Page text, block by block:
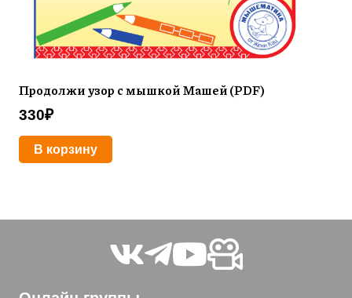
Продолжи узор с мышкой Машей (PDF)
330₽
В корзину